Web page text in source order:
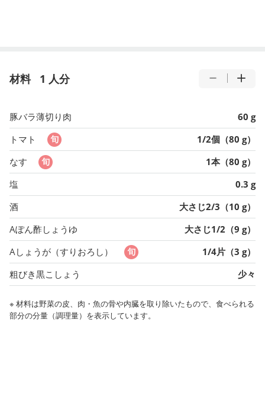
材料 1 人分
豚バラ薄切り肉
60 g
トマト
1/2個（80 g）
なす
1本（80 g）
塩
0.3 g
酒
大さじ2/3（10 g）
Aぽん酢しょうゆ
大さじ1/2（9 g）
Aしょうが（すりおろし）
1/4片（3 g）
粗びき黒こしょう
少々
※ 材料は野菜の皮、肉・魚の骨や内臓を取り除いたもので、食べられる
部分の分量（調理量）を表示しています。